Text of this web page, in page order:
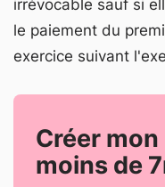
irrévocable sauf si
le paiement du
exercice suivant
Créer mon
moins de